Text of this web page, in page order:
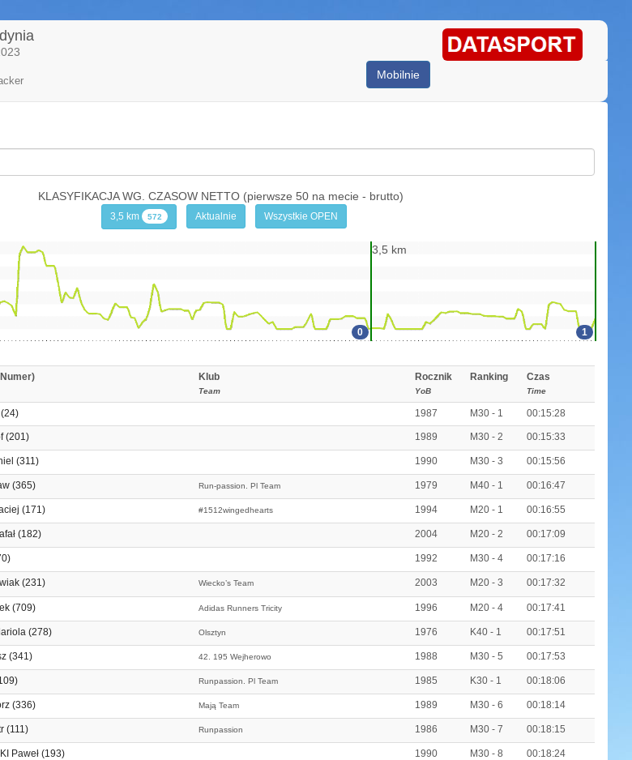
Mobilnie
KLASYFIKACJA WG. CZASOW NETTO (pierwsze 50 na mecie - brutto)
3,5 km 572 Aktualnie Wszystkie OPEN
0
3,5 km
1
Klub
Team
Rocznik
YoB
Ranking Czas
Time
1987 M30 - 1 00:15:28
(201) 1989 M30 - 2 00:15:33
(311) 1990 M30 - 3 00:15:56
(365) Run-passion. Pl Team 1979 M40 - 1 00:16:47
(171) #1512wingedhearts 1994 M20 - 1 00:16:55
(182) 2004 M20 - 2 00:17:09
1992 M30 - 4 00:17:16
(231) Wiecko’s Team 2003 M20 - 3 00:17:32
(709) Adidas Runners Tricity 1996 M20 - 4 00:17:41
(278) Olsztyn 1976 K40 - 1 00:17:51
(341) 42. 195 Wejherowo 1988 M30 - 5 00:17:53
Runpassion. Pl Team 1985 K30 - 1 00:18:06
(336) Mają Team 1989 M30 - 6 00:18:14
(111) Runpassion 1986 M30 - 7 00:18:15
Paweł (193) 1990 M30 - 8 00:18:24